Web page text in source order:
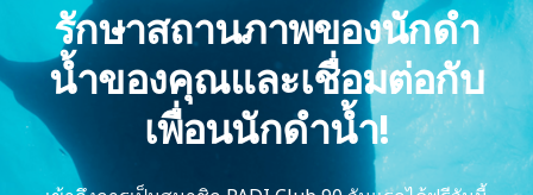
รักษาสถานภาพของนักดำ
น้ำของคุณและเชื่อมต่อกับ
เพื่อนนักดำน้ำ!